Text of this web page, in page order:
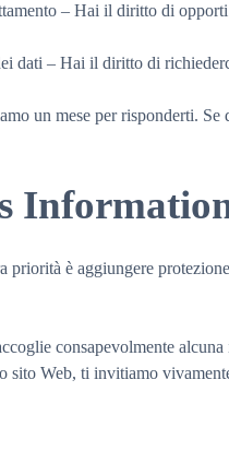
– Hai il diritto di
dati – Hai il diritto di
un mese per risponderti.
priorità è aggiungere
consapevolmente
sito Web, ti invitiamo